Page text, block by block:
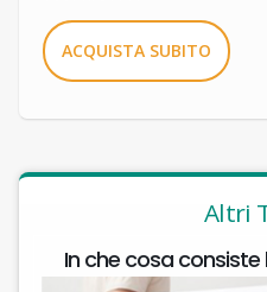
ACQUISTA SUBITO
Altri
In che cosa